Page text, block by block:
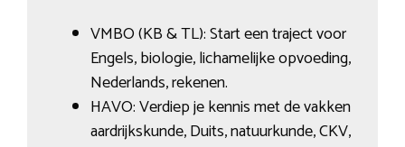
VMBO (KB & TL): Start een traject voor
Engels, biologie, lichamelijke opvoeding,
Nederlands, rekenen.
HAVO: Verdiep je kennis met de vakken
aardrijkskunde, Duits, natuurkunde, CKV,